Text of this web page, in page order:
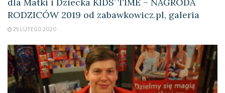
RODZICÓW 2019 od zabawkowicz.pl, galeria
29 LUTEGO 2020